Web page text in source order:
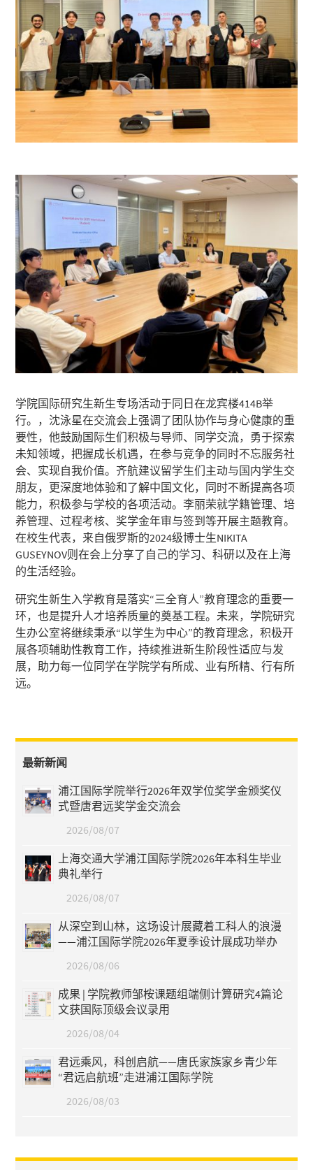
学院国际研究生新生专场活动于同日在龙宾楼414B举
行。，沈泳星在交流会上强调了团队协作与身心健康的重
要性，他鼓励国际生们积极与导师、同学交流，勇于探索
未知领域，把握成长机遇，在参与竞争的同时不忘服务社
会、实现自我价值。齐航建议留学生们主动与国内学生交
朋友，更深度地体验和了解中国文化，同时不断提高各项
能力，积极参与学校的各项活动。李丽荣就学籍管理、培
养管理、过程考核、奖学金年审与签到等开展主题教育。
在校生代表，来自俄罗斯的2024级博士生NIKITA
GUSEYNOV则在会上分享了自己的学习、科研以及在上海
的生活经验。
研究生新生入学教育是落实“三全育人”教育理念的重要一
环，也是提升人才培养质量的奠基工程。未来，学院研究
生办公室将继续秉承“以学生为中心”的教育理念，积极开
展各项辅助性教育工作，持续推进新生阶段性适应与发
展，助力每一位同学在学院学有所成、业有所精、行有所
远。
最新新闻
浦江国际学院举行2026年双学位奖学金颁奖仪
式暨唐君远奖学金交流会
2026/08/07
上海交通大学浦江国际学院2026年本科生毕业
典礼举行
2026/08/07
从深空到山林，这场设计展藏着工科人的浪漫
——浦江国际学院2026年夏季设计展成功举办
2026/08/06
成果 | 学院教师邹桉课题组端侧计算研究4篇论
文获国际顶级会议录用
2026/08/04
君远乘风，科创启航——唐氏家族家乡青少年
“君远启航班”走进浦江国际学院
2026/08/03